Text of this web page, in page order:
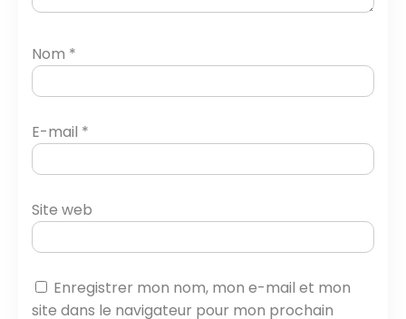
Nom *
E-mail *
Site web
Enregistrer mon nom, mon e-mail et mon
site dans le navigateur pour mon prochain